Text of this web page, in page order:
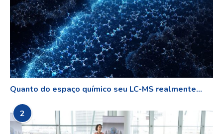
Quanto do espaço químico seu LC-MS realmente...
2